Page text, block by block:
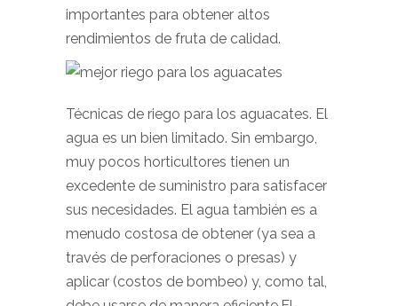
importantes para obtener altos
rendimientos de fruta de calidad.
Técnicas de riego para los aguacates. El
agua es un bien limitado. Sin embargo,
muy pocos horticultores tienen un
excedente de suministro para satisfacer
sus necesidades. El agua también es a
menudo costosa de obtener (ya sea a
través de perforaciones o presas) y
aplicar (costos de bombeo) y, como tal,